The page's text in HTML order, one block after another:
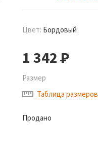
Цвет: Бордовый
1 342Р
Размер
Таблица размеров
Продано